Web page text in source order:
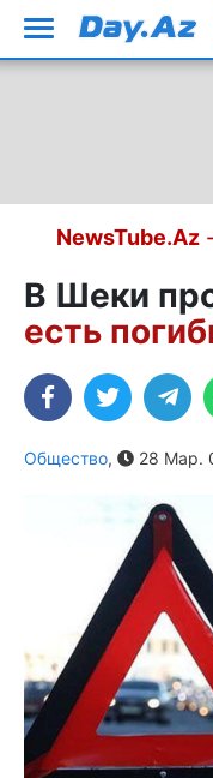
NewsTube.Az-
В Шеки
есть
Общество, 28 Мар.